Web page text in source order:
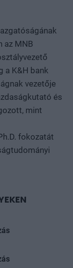
az MNB
a K&H bank
vezetője
és
mint
fokozatát